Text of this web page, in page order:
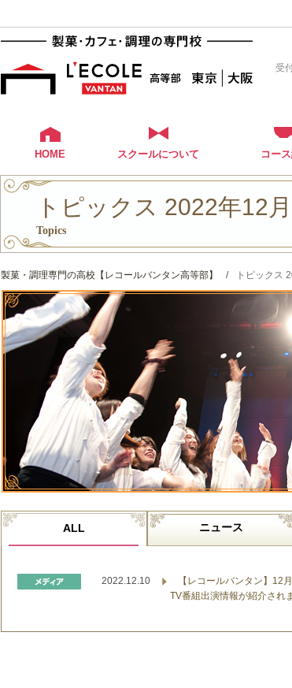
受
HOME スクールについて コー
トピックス 2022年12月
Topics
製菓・調理専門の高校【レコールバンタン高等部】 / トピックス
ALL ニュース
2022.12.10
【レコールバンタン】
TV番組出演情報が紹介され